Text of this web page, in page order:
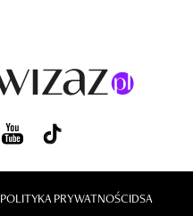
POLITYKA PRYWATNOŚCIDSA